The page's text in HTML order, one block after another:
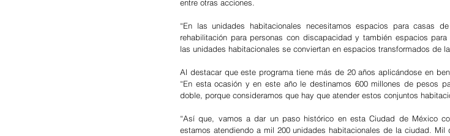
entre otras acciones.
“En las unidades habitacionales necesitamos espacios para casas
rehabilitación para personas con discapacidad y también espacios
las unidades habitacionales se conviertan en espacios transformados de
Al destacar que este programa tiene más de 20 años aplicándose en
“En esta ocasión y en este año le destinamos 600 millones de pesos
doble, porque consideramos que hay que atender estos conjuntos
“Así que, vamos a dar un paso histórico en esta Ciudad de México
estamos atendiendo a mil 200 unidades habitacionales de la ciudad.